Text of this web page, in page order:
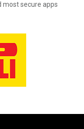
most secure apps